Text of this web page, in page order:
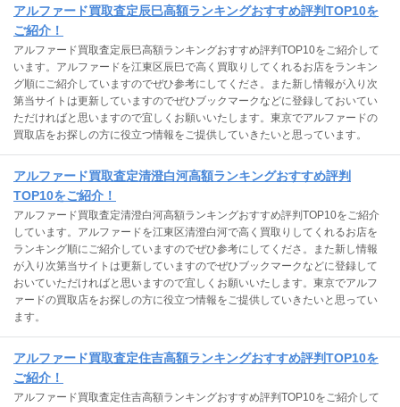
アルファード買取査定辰巳高額ランキングおすすめ評判TOP10を
ご紹介！
アルファード買取査定辰巳高額ランキングおすすめ評判TOP10をご紹介して
います。アルファードを江東区辰巳で高く買取りしてくれるお店をランキン
グ順にご紹介していますのでぜひ参考にしてくださ。また新し情報が入り次
第当サイトは更新していますのでぜひブックマークなどに登録しておいてい
ただければと思いますので宜しくお願いいたします。東京でアルファードの
買取店をお探しの方に役立つ情報をご提供していきたいと思っています。
アルファード買取査定清澄白河高額ランキングおすすめ評判
TOP10をご紹介！
アルファード買取査定清澄白河高額ランキングおすすめ評判TOP10をご紹介
しています。アルファードを江東区清澄白河で高く買取りしてくれるお店を
ランキング順にご紹介していますのでぜひ参考にしてくださ。また新し情報
が入り次第当サイトは更新していますのでぜひブックマークなどに登録して
おいていただければと思いますので宜しくお願いいたします。東京でアルフ
ァードの買取店をお探しの方に役立つ情報をご提供していきたいと思ってい
ます。
アルファード買取査定住吉高額ランキングおすすめ評判TOP10を
ご紹介！
アルファード買取査定住吉高額ランキングおすすめ評判TOP10をご紹介して